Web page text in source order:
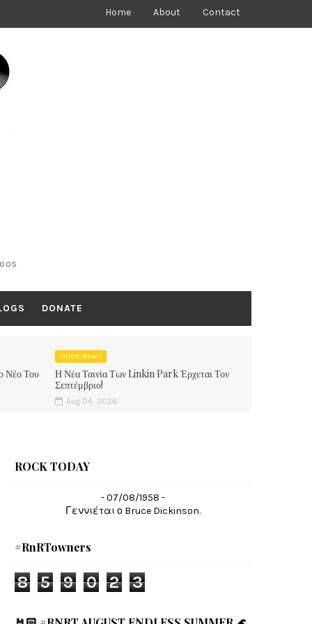
Home About Contact
DONATE
Νέο Του
MUSIC NEWS
Η Νέα Ταινία Των Linkin Park Έρχεται Τον
Σεπτέμβριο!
Aug 04, 2026
ROCK TODAY
- 07/08/1958 -
Γεννιέται ο Bruce Dickinson.
#RnRTowners
8 5 9 0 2 3